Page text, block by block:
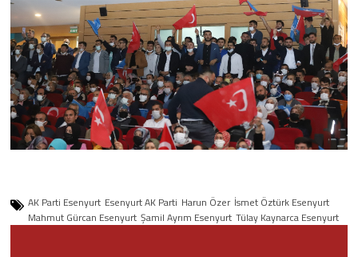
AK Parti Esenyurt Esenyurt AK Parti Harun Özer İsmet Öztürk Esenyurt
Mahmut Gürcan Esenyurt Şamil Ayrım Esenyurt Tülay Kaynarca Esenyurt